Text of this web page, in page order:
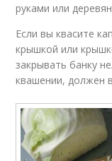
руками или
Если вы квасите
крышкой или
закрывать банку
квашении, должен